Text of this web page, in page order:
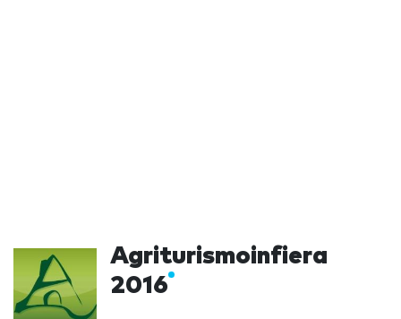
Agriturismoinfiera
2016